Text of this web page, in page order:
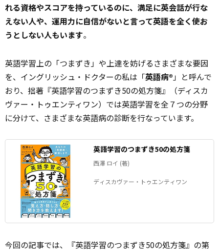
れる資格やスコアを持っているのに、満足に英会話が行な
えない人や、運用力に自信がないと言って英語を全く使お
うとしない人もいます。
英語学習上の「つまずき」や上達を妨げるさまざまな要因
を、イングリッシュ・ドクターの私は「英語病®」と呼んで
おり、拙著『英語学習のつまずき50の処方箋』（ディスカ
ヴァー・トゥエンティワン）では英語学習を全７つの分野
に分けて、さまざまな英語病の診断を行なっています。
英語学習のつまずき50の処方箋
西澤 ロイ (著)
ディスカヴァー・トゥエンティワン
今回の記事では、『英語学習のつまずき50の処方箋』の第